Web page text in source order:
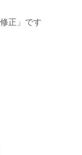
正」です